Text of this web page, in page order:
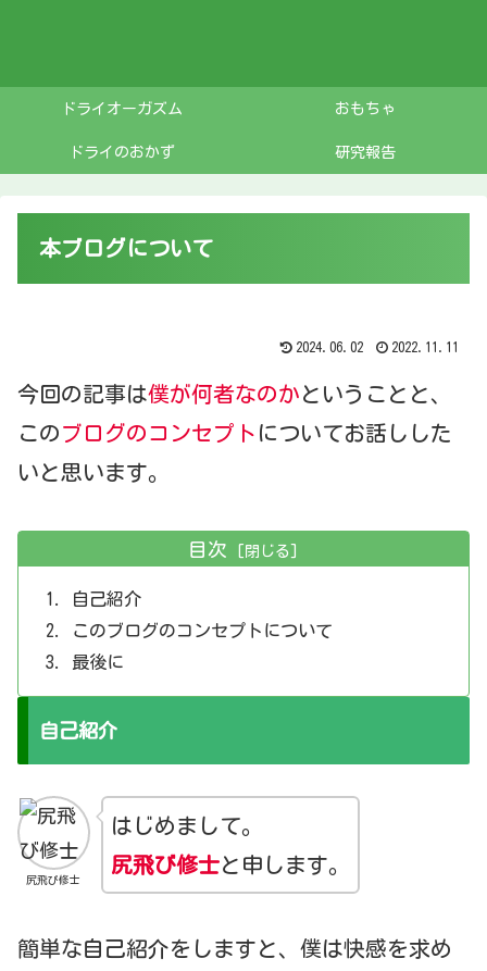
ドライオーガズム おもちゃ
ドライのおかず 研究報告
本ブログについて
2024.06.02 2022.11.11
今回の記事は僕が何者なのか ということと、
この ブログのコンセプト についてお話しした
いと思います。
目次
自己紹介
このブログのコンセプトについて
最後に
自己紹介
尻飛び修士
はじめまして。
尻飛び修士と申します。
簡単な自己紹介をしますと、僕は快感を求め